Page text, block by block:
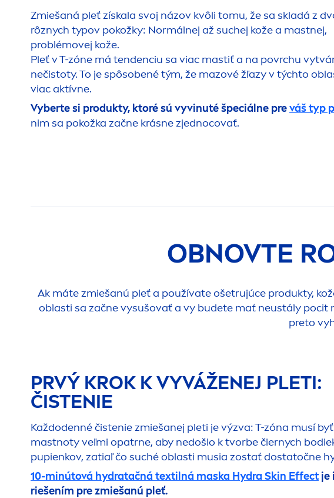
Zmiešaná pleť získala svoj názov kvôli tomu, že sa skladá z
rôznych typov pokožky: Normálnej až suchej kože a mastnej,
problémovej kože.
Pleť v T-zóne má tendenciu sa viac mastiť a na povrchu
nečistoty. To je spôsobené tým, že mazové žľazy v týchto
viac aktívne.
Vyberte si produkty, ktoré sú vyvinuté špeciálne preváš typ
nim sa pokožka začne krásne zjednocovať.
OBNOVTE
Ak máte zmiešanú pleť a používate ošetrujúce produkty,
oblasti sa začne vysušovať a vy budete mať neustály pocit
preto
PRVÝ KROK K VYVÁŽENEJ PLETI:
ČISTENIE
Každodenné čistenie zmiešanej pleti je výzva: T-zóna musí
mastnoty veľmi opatrne, aby nedošlo k tvorbe čiernych
pupienkov, zatiaľ čo suché oblasti musia zostať dostatočne
10-minútová hydratačná textilná maska HydraSkin Effectje
riešením pre zmiešanú pleť.